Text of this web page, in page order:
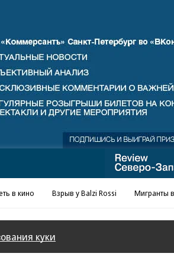
в «Ъ» www.kommersant.ru/ad
в кино Взрыв у Balzi Rossi Мигранты
куки